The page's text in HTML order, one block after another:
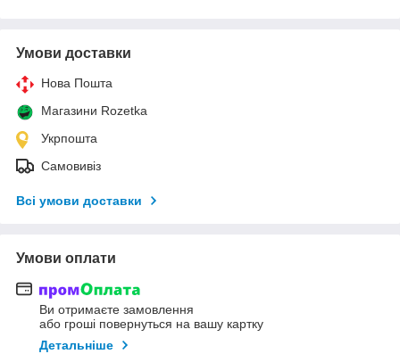
Умови доставки
Нова Пошта
Магазини Rozetka
Укрпошта
Самовивіз
Всі умови доставки
Умови оплати
Ви отримаєте замовлення
або гроші повернуться на вашу картку
Детальніше